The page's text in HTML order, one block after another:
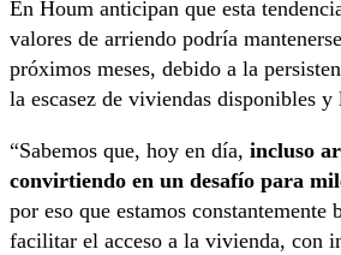
En Houm anticipan que esta
valores de arriendo podría
próximos meses, debido a la
la escasez de viviendas disponibles y
“Sabemos que, hoy en día, incluso
convirtiendo en un desafío para
por eso que estamos constantemente
facilitar el acceso a la vivienda, con